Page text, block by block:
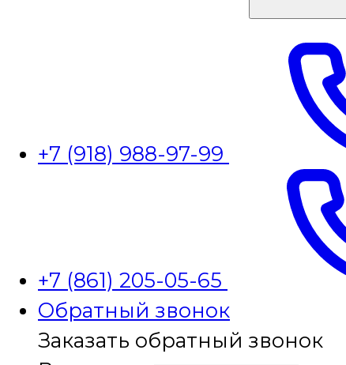
+7 (918) 988-97-99
+7 (861) 205-05-65
Обратный звонок
Заказать обратный звонок